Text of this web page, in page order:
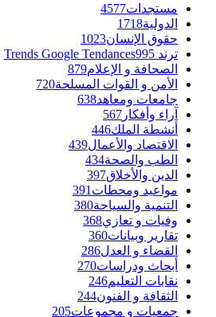
مستجدات4577
الدولية1718
حقوق الإنسان1023
ترند Trends Google Tendances 995
الصحافة و الإعلام879
الأمن و القوات المسلحة720
جامعات ومعاهد638
آراء وأفكار 567
أنشطة الملك446
الاقتصاد والأعمال439
الطب والصحة434
الدين والأخلاق397
مواعيد ومحطات 391
التنمية والسياحة380
وفيات و تعازي368
تقارير وبيانات360
القضاء و العدل286
أبحاث ودراسات270
نقابات التعليم246
الثقافة و الفنون244
جمعيات و مجموعات205